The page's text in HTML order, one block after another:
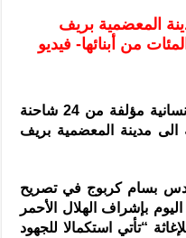
المعضمية بريف
من أبنائها- فيديو
تم اليوم ادخال قافلة مساعدات انسانية مؤلفة من 24 شاحنة
الى مدينة المعضمية بريف
بسام كربوج في تصريح
بإشراف الهلال الأحمر
“تأتي استكمالا للجهود